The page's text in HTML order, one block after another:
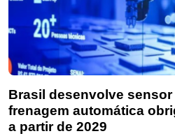
Brasil desenvolve
frenagem automática
a partir de 2029